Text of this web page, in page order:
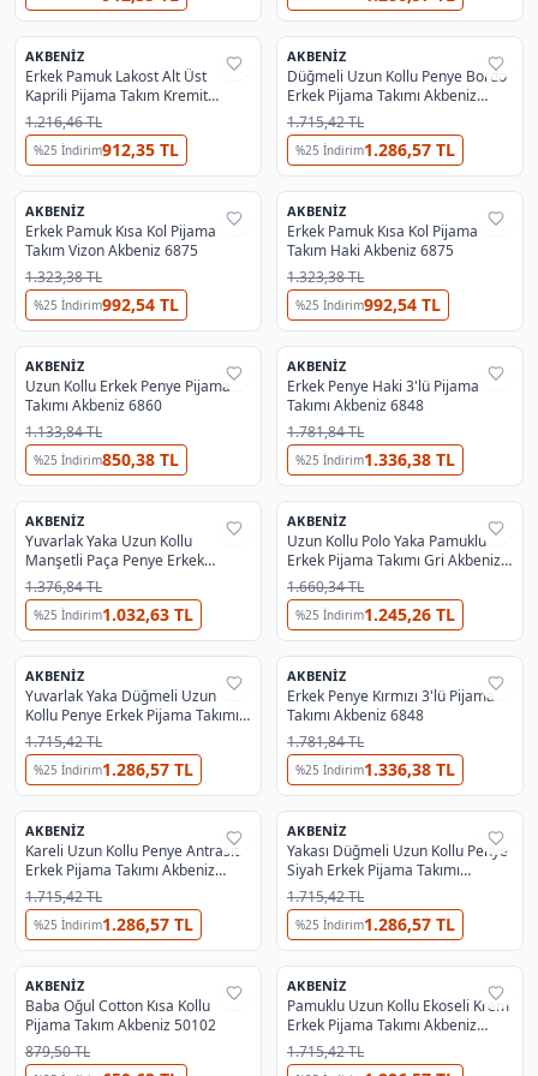
%29
AKBENIZ
Erkek Pamuk Lakost Alt Üst
Kaprili Pijama Takım Kremit
Akbeniz 6872
1.216,46 TL
%25 İndirim912,35 TL
%29
AKBENIZ
Düğmeli Uzun Kollu Penye Bordo
Erkek Pijama Takımı Akbeniz
6861
1.715,42 TL
%25 İndirim1.286,57 TL
%29
AKBENIZ
Erkek Pamuk Kısa Kol Pijama
Takım Vizon Akbeniz 6875
1.323,38 TL
%25 İndirim992,54 TL
%29
AKBENIZ
Erkek Pamuk Kısa Kol Pijama
Takım Haki Akbeniz 6875
1.323,38 TL
%25 İndirim992,54 TL
%29
AKBENIZ
Uzun Kollu Erkek Penye Pijama
Takımı Akbeniz 6860
1.133,84 TL
%25 İndirim850,38 TL
%29
AKBENIZ
Erkek Penye Haki 3'lü Pijama
Takımı Akbeniz 6848
1.781,84 TL
%25 İndirim1.336,38 TL
%29
AKBENIZ
Yuvarlak Yaka Uzun Kollu
Manşetli Paça Penye Erkek
Pijama Takımı Akbeniz 6870
1.376,84 TL
%25 İndirim1.032,63 TL
%29
AKBENIZ
Uzun Kollu Polo Yaka Pamuklu
Erkek Pijama Takımı Gri Akbeniz
6864
1.660,34 TL
%25 İndirim1.245,26 TL
%29
AKBENIZ
Yuvarlak Yaka Düğmeli Uzun
Kollu Penye Erkek Pijama Takımı
Akbeniz 6861
1.715,42 TL
%25 İndirim1.286,57 TL
%29
AKBENIZ
Erkek Penye Kırmızı 3'lü Pijama
Takımı Akbeniz 6848
1.781,84 TL
%25 İndirim1.336,38 TL
%29
AKBENIZ
Kareli Uzun Kollu Penye Antrasit
Erkek Pijama Takımı Akbeniz
6861
1.715,42 TL
%25 İndirim1.286,57 TL
%29
AKBENIZ
Yakası Düğmeli Uzun Kollu Penye
Siyah Erkek Pijama Takımı
Akbeniz 6861
1.715,42 TL
%25 İndirim1.286,57 TL
%29
AKBENIZ
Baba Oğul Cotton Kısa Kollu
Pijama Takım Akbeniz 50102
879,50 TL
%29
AKBENIZ
Pamuklu Uzun Kollu Ekoseli Krem
Erkek Pijama Takımı Akbeniz
6861
1.715,42 TL